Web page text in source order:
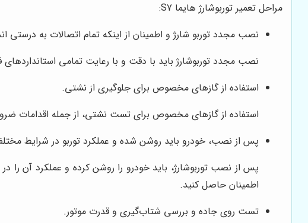
مراحل تعمیر توربوشارژ هایما S7:
نصب مجدد توربو شارژ و اطمینان از اینکه تمام اتصالات به
نصب مجدد توربوشارژ باید با دقت و با رعایت تمامی
استفاده از گازهای مخصوص برای جلوگیری از نشتی.
استفاده از گازهای مخصوص برای تست نشتی، از جمله اقدامات
پس از نصب، خودرو باید روشن شده و عملکرد توربو در شرایط
پس از نصب توربوشارژ، باید خودرو را روشن کرده و عملکرد آن
اطمینان حاصل کنید.
تست روی جاده و بررسی شتاب‌گیری و قدرت موتور.